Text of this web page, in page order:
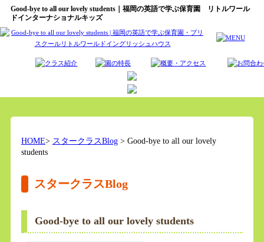
Good-bye to all our lovely students｜福岡の英語で学ぶ保育園 リトルワール
ドインターナショナルキッズ
HOME> スタークラスBlog> Good-bye to all our lovely
students
スタークラスBlog
Good-bye to all our lovely students